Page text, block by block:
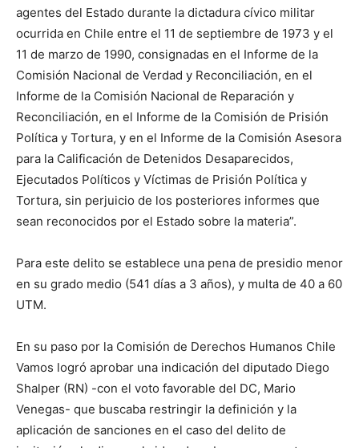
agentes del Estado durante la dictadura cívico militar
ocurrida en Chile entre el 11 de septiembre de 1973 y el
11 de marzo de 1990, consignadas en el Informe de la
Comisión Nacional de Verdad y Reconciliación, en el
Informe de la Comisión Nacional de Reparación y
Reconciliación, en el Informe de la Comisión de Prisión
Política y Tortura, y en el Informe de la Comisión Asesora
para la Calificación de Detenidos Desaparecidos,
Ejecutados Políticos y Víctimas de Prisión Política y
Tortura, sin perjuicio de los posteriores informes que
sean reconocidos por el Estado sobre la materia”.
Para este delito se establece una pena de presidio menor
en su grado medio (541 días a 3 años), y multa de 40 a 60
UTM.
En su paso por la Comisión de Derechos Humanos Chile
Vamos logró aprobar una indicación del diputado Diego
Shalper (RN) -con el voto favorable del DC, Mario
Venegas- que buscaba restringir la definición y la
aplicación de sanciones en el caso del delito de